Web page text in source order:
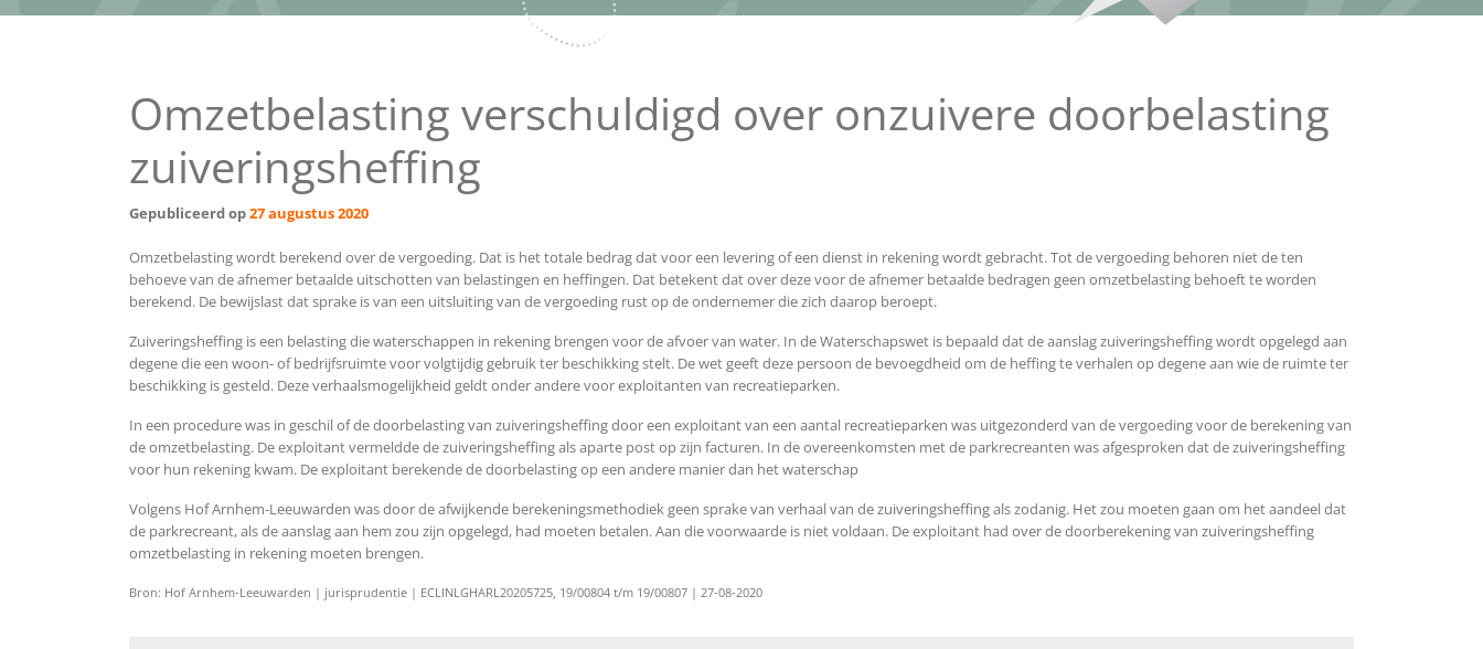
Omzetbelasting verschuldigd over onzuivere doorbelasting
zuiveringsheffing
Gepubliceerd op27 augustus 2020
Omzetbelasting wordt berekend over de vergoeding. Dat is het totale bedrag dat voor een levering of een dienst in rekening wordt gebracht. Tot de vergoeding behoren niet de ten
behoeve van de afnemer betaalde uitschotten van belastingen en heffingen. Dat betekent dat over deze voor de afnemer betaalde bedragen geen omzetbelasting behoeft te worden
berekend. De bewijslast dat sprake is van een uitsluiting van de vergoeding rust op de ondernemer die zich daarop beroept.
Zuiveringsheffing is een belasting die waterschappen in rekening brengen voor de afvoer van water. In de Waterschapswet is bepaald dat de aanslag zuiveringsheffing wordt opgelegd aan
degene die een woon- of bedrijfsruimte voor volgtijdig gebruik ter beschikking stelt. De wet geeft deze persoon de bevoegdheid om de heffing te verhalen op degene aan wie de ruimte ter
beschikking is gesteld. Deze verhaalsmogelijkheid geldt onder andere voor exploitanten van recreatieparken.
In een procedure was in geschil of de doorbelasting van zuiveringsheffing door een exploitant van een aantal recreatieparken was uitgezonderd van de vergoeding voor de berekening van
de omzetbelasting. De exploitant vermeldde de zuiveringsheffing als aparte post op zijn facturen. In de overeenkomsten met de parkrecreanten was afgesproken dat de zuiveringsheffing
voor hun rekening kwam. De exploitant berekende de doorbelasting op een andere manier dan het waterschap
Volgens Hof Arnhem-Leeuwarden was door de afwijkende berekeningsmethodiek geen sprake van verhaal van de zuiveringsheffing als zodanig. Het zou moeten gaan om het aandeel dat
de parkrecreant, als de aanslag aan hem zou zijn opgelegd, had moeten betalen. Aan die voorwaarde is niet voldaan. De exploitant had over de doorberekening van zuiveringsheffing
omzetbelasting in rekening moeten brengen.
Bron: Hof Arnhem-Leeuwarden | jurisprudentie | ECLINLGHARL20205725, 19/00804 t/m 19/00807 | 27-08-2020